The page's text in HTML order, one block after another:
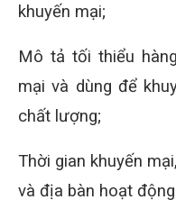
khuyến mại;
Mô tả tối thiểu
mại và dùng để
chất lượng;
Thời gian khuyến
và địa bàn hoạt